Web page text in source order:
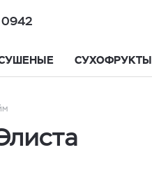
СУХОФРУКТЫ